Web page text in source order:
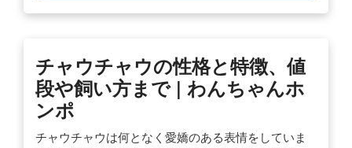
チャウチャウの性格と特徴、値
段や飼い方まで | わんちゃんホ
ンポ
チャウチャウは何となく愛嬌のある表情をしていま